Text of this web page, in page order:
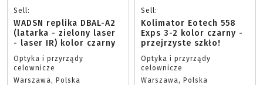
Sell:
WADSN replika DBAL-A2
(latarka - zielony laser
- laser IR) kolor czarny
Optyka i przyrządy
celownicze
Warszawa, Polska
Sell:
Kolimator Eotech 558
Exps 3-2 kolor czarny -
przejrzyste szkło!
Optyka i przyrządy
celownicze
Warszawa, Polska